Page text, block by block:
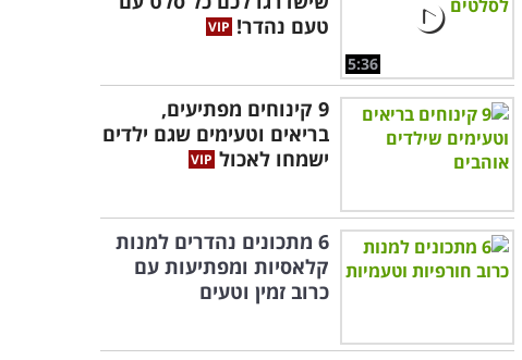
5:36
טעם נהדר!
9 קינוחים מפתיעים,
בריאים וטעימים שגם ילדים
ישמחו לאכול
6 מתכונים נהדרים למנות
קלאסיות ומפתיעות עם
כרוב זמין וטעים